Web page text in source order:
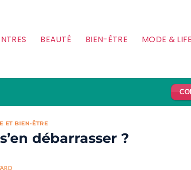
BEAUTÉ BIEN-ÊTRE MODE &
ET BIEN-ÊTRE
débarrasser ?